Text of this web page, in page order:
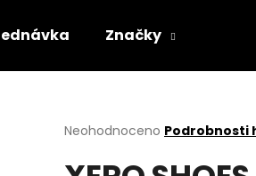
Značky
Průměrné
produktu
Neohodnoceno Podrobnosti
najít?
HLEDAT